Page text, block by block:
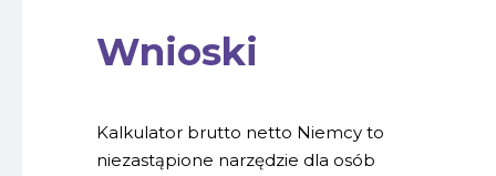
Wnioski
Kalkulator brutto netto Niemcy to
niezastąpione narzędzie dla osób